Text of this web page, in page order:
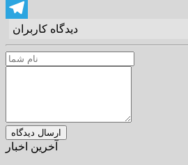
Facebook
Telegram
دیدگاه کاربران
آخرین اخبار